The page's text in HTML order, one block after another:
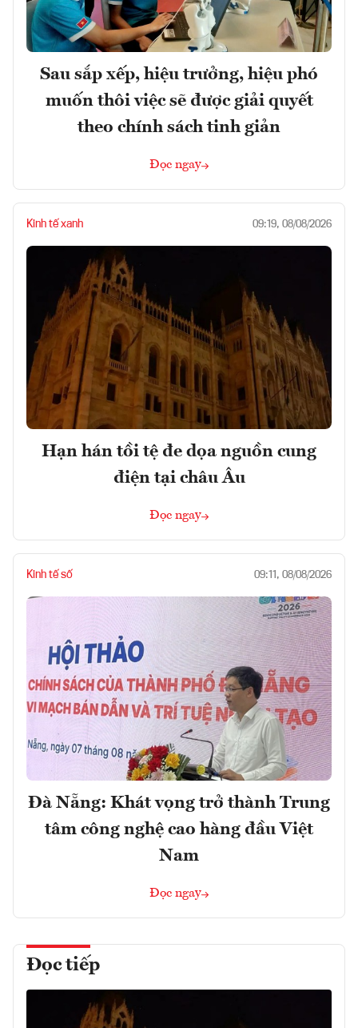
Sau sắp xếp, hiệu trưởng, hiệu phó
muốn thôi việc sẽ được giải quyết
theo chính sách tinh giản
Đọc ngay
Kinh tế xanh 09:19, 08/08/2026
Hạn hán tồi tệ đe dọa nguồn cung
điện tại châu Âu
Đọc ngay
Kinh tế số 09:11, 08/08/2026
Đà Nẵng: Khát vọng trở thành Trung
tâm công nghệ cao hàng đầu Việt
Nam
Đọc ngay
Đọc tiếp